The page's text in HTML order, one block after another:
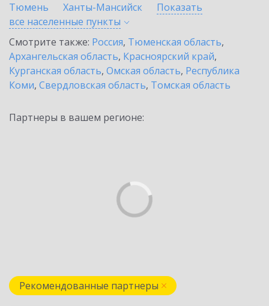
Тюмень
Ханты-Мансийск
Показать
все населенные пункты
Смотрите также: Россия, Тюменская область,
Архангельская область, Красноярский край,
Курганская область, Омская область, Республика
Коми, Свердловская область, Томская область
Партнеры в вашем регионе:
Рекомендованные партнеры